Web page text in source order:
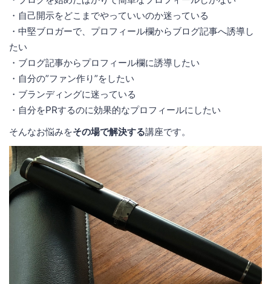
・自己開示をどこまでやっていいのか迷っている
・中堅ブロガーで、プロフィール欄からブログ記事へ誘導し
たい
・ブログ記事からプロフィール欄に誘導したい
・自分の”ファン作り”をしたい
・ブランディングに迷っている
・自分をPRするのに効果的なプロフィールにしたい
そんなお悩みをその場で解決する講座です。